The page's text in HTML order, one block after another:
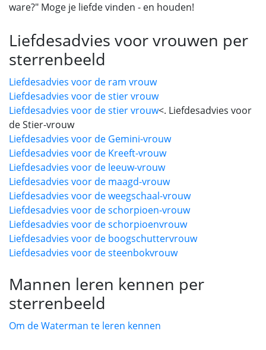
ware?" Moge je liefde vinden - en houden!
Liefdesadvies voor vrouwen per
sterrenbeeld
Liefdesadvies voor de ram vrouw
Liefdesadvies voor de stier vrouw
Liefdesadvies voor de stier vrouw<. Liefdesadvies voor
de Stier-vrouw
Liefdesadvies voor de Gemini-vrouw
Liefdesadvies voor de Kreeft-vrouw
Liefdesadvies voor de leeuw-vrouw
Liefdesadvies voor de maagd-vrouw
Liefdesadvies voor de weegschaal-vrouw
Liefdesadvies voor de schorpioen-vrouw
Liefdesadvies voor de schorpioenvrouw
Liefdesadvies voor de boogschuttervrouw
Liefdesadvies voor de steenbokvrouw
Mannen leren kennen per
sterrenbeeld
Om de Waterman te leren kennen